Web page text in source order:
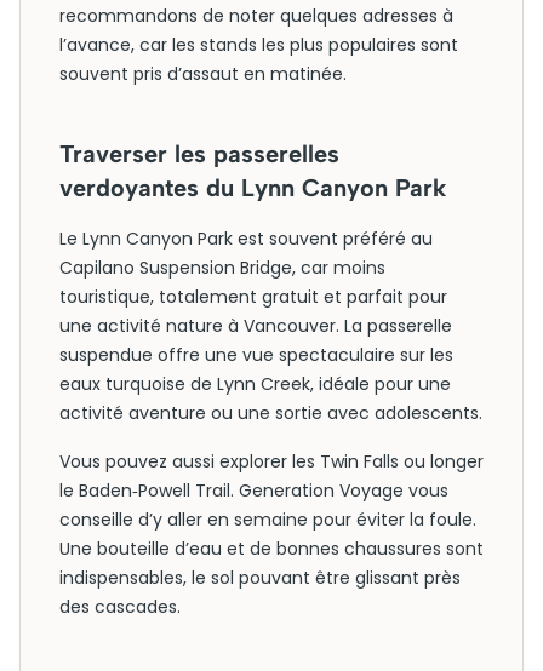
recommandons de noter quelques adresses à
l’avance, car les stands les plus populaires sont
souvent pris d’assaut en matinée.
Traverser les passerelles
verdoyantes du Lynn Canyon Park
Le Lynn Canyon Park est souvent préféré au
Capilano Suspension Bridge, car moins
touristique, totalement gratuit et parfait pour
une activité nature à Vancouver. La passerelle
suspendue offre une vue spectaculaire sur les
eaux turquoise de Lynn Creek, idéale pour une
activité aventure ou une sortie avec adolescents.
Vous pouvez aussi explorer les Twin Falls ou longer
le Baden‑Powell Trail. Generation Voyage vous
conseille d’y aller en semaine pour éviter la foule.
Une bouteille d’eau et de bonnes chaussures sont
indispensables, le sol pouvant être glissant près
des cascades.